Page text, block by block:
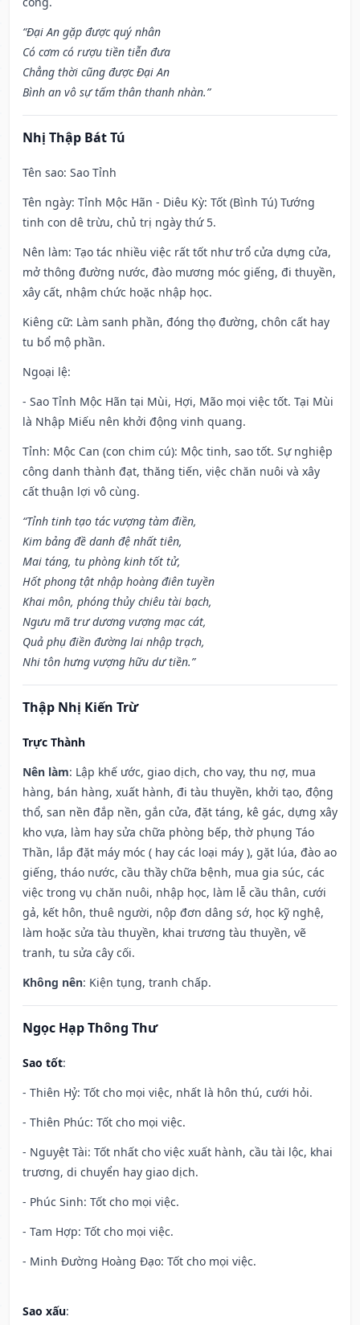
“Đại An gặp được quý nhân
Có cơm có rượu tiền tiễn đưa
Chẳng thời cũng được Đại An
Bình an vô sự tấm thân thanh nhàn.”
Nhị Thập Bát Tú
Tên sao: Sao Tỉnh
Tên ngày: Tỉnh Mộc Hãn - Diêu Kỳ: Tốt (Bình Tú) Tướng
tinh con dê trừu, chủ trị ngày thứ 5.
Nên làm: Tạo tác nhiều việc rất tốt như trổ cửa dựng cửa,
mở thông đường nước, đào mương móc giếng, đi thuyền,
xây cất, nhậm chức hoặc nhập học.
Kiêng cữ: Làm sanh phần, đóng thọ đường, chôn cất hay
tu bổ mộ phần.
Ngoại lệ:
- Sao Tỉnh Mộc Hãn tại Mùi, Hợi, Mão mọi việc tốt. Tại Mùi
là Nhập Miếu nên khởi động vinh quang.
Tỉnh: Mộc Can (con chim cú): Mộc tinh, sao tốt. Sự nghiệp
công danh thành đạt, thăng tiến, việc chăn nuôi và xây
cất thuận lợi vô cùng.
“Tỉnh tinh tạo tác vượng tàm điền,
Kim bảng đề danh đệ nhất tiên,
Mai táng, tu phòng kinh tốt tử,
Hốt phong tật nhập hoàng điên tuyền
Khai môn, phóng thủy chiêu tài bạch,
Ngưu mã trư dương vượng mạc cát,
Quả phụ điền đường lai nhập trạch,
Nhi tôn hưng vượng hữu dư tiền.”
Thập Nhị Kiến Trừ
Trực Thành
Nên làm: Lập khế ước, giao dịch, cho vay, thu nợ, mua
hàng, bán hàng, xuất hành, đi tàu thuyền, khởi tạo, động
thổ, san nền đắp nền, gắn cửa, đặt táng, kê gác, dựng xây
kho vựa, làm hay sửa chữa phòng bếp, thờ phụng Táo
Thần, lắp đặt máy móc ( hay các loại máy ), gặt lúa, đào ao
giếng, tháo nước, cầu thầy chữa bệnh, mua gia súc, các
việc trong vụ chăn nuôi, nhập học, làm lễ cầu thân, cưới
gả, kết hôn, thuê người, nộp đơn dâng sớ, học kỹ nghệ,
làm hoặc sửa tàu thuyền, khai trương tàu thuyền, vẽ
tranh, tu sửa cây cối.
Không nên: Kiện tụng, tranh chấp.
Ngọc Hạp Thông Thư
Sao tốt:
- Thiên Hỷ: Tốt cho mọi việc, nhất là hôn thú, cưới hỏi.
- Thiên Phúc: Tốt cho mọi việc.
- Nguyệt Tài: Tốt nhất cho việc xuất hành, cầu tài lộc, khai
trương, di chuyển hay giao dịch.
- Phúc Sinh: Tốt cho mọi việc.
- Tam Hợp: Tốt cho mọi việc.
- Minh Đường Hoàng Đạo: Tốt cho mọi việc.
Sao xấu: